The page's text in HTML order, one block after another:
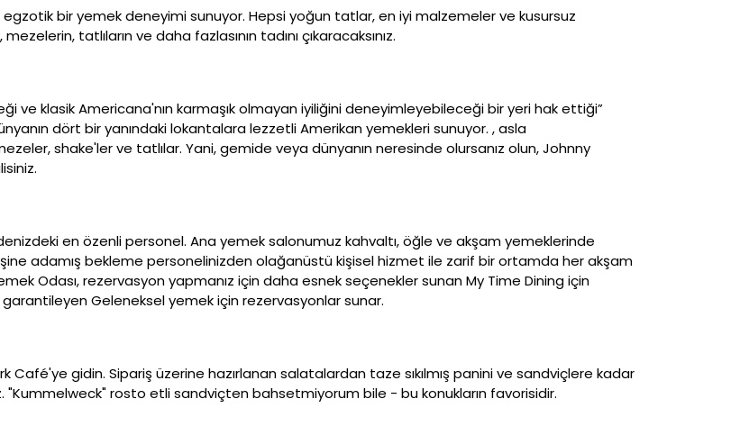
bir yemek deneyimi sunuyor. Hepsi yoğun tatlar, en iyi malzemeler ve kusursuz
tatlıların ve daha fazlasının tadını çıkaracaksınız.
ve klasik Americana'nın karmaşık olmayan iyiliğini deneyimleyebileceği bir yeri hak ettiği”
dört bir yanındaki lokantalara lezzetli Amerikan yemekleri sunuyor. , asla
shake'ler ve tatlılar. Yani, gemide veya dünyanın neresinde olursanız olun, Johnny
en özenli personel. Ana yemek salonumuz kahvaltı, öğle ve akşam yemeklerinde
adamış bekleme personelinizden olağanüstü kişisel hizmet ile zarif bir ortamda her akşam
Odası, rezervasyon yapmanız için daha esnek seçenekler sunan My Time Dining için
Geleneksel yemek için rezervasyonlar sunar.
Café'ye gidin. Sipariş üzerine hazırlanan salatalardan taze sıkılmış panini ve sandviçlere kadar
"Kummelweck" rosto etli sandviçten bahsetmiyorum bile - bu konukların favorisidir.